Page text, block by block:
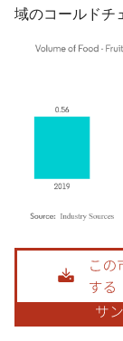
域のコールドチ
画像 © Mordor